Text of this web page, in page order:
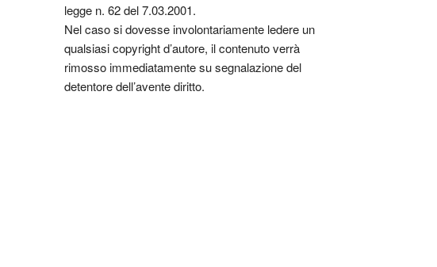
legge n. 62 del 7.03.2001.
Nel caso si dovesse involontariamente ledere un
qualsiasi copyright d’autore, il contenuto verrà
rimosso immediatamente su segnalazione del
detentore dell’avente diritto.